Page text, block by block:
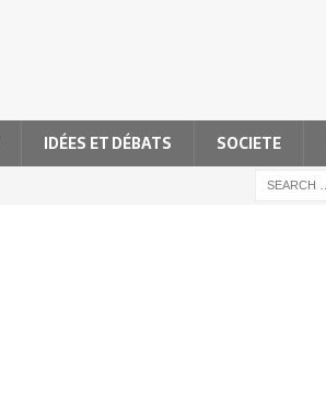
IDÉES ET DÉBATS SOCIETE